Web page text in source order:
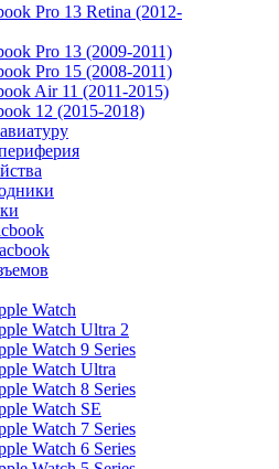
Pro 13 Retina (2012-
Pro 13 (2009-2011)
Pro 15 (2008-2011)
Air 11 (2011-2015)
12 (2015-2018)
Watch
Watch Ultra 2
Watch 9 Series
Watch Ultra
Watch 8 Series
Watch SE
Watch 7 Series
Watch 6 Series